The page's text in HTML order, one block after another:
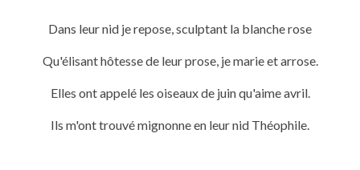
Dans leur nid je repose, sculptant la blanche rose
Qu'élisant hôtesse de leur prose, je marie et arrose.
Elles ont appelé les oiseaux de juin qu'aime avril.
Ils m'ont trouvé mignonne en leur nid Théophile.